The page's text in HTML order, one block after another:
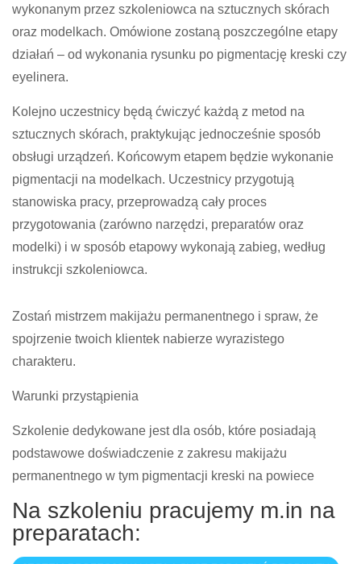
wykonanym przez szkoleniowca na sztucznych skórach
oraz modelkach. Omówione zostaną poszczególne etapy
działań – od wykonania rysunku po pigmentację kreski czy
eyelinera.
Kolejno uczestnicy będą ćwiczyć każdą z metod na
sztucznych skórach, praktykując jednocześnie sposób
obsługi urządzeń. Końcowym etapem będzie wykonanie
pigmentacji na modelkach. Uczestnicy przygotują
stanowiska pracy, przeprowadzą cały proces
przygotowania (zarówno narzędzi, preparatów oraz
modelki) i w sposób etapowy wykonają zabieg, według
instrukcji szkoleniowca.
Zostań mistrzem makijażu permanentnego i spraw, że
spojrzenie twoich klientek nabierze wyrazistego
charakteru.
Warunki przystąpienia
Szkolenie dedykowane jest dla osób, które posiadają
podstawowe doświadczenie z zakresu makijażu
permanentnego w tym pigmentacji kreski na powiece
Na szkoleniu pracujemy m.in na
preparatach: